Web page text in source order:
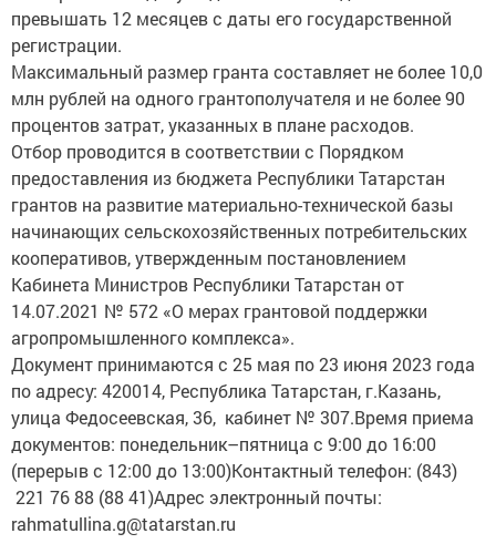
регистрации.
Максимальный размер гранта составляет не более 10,0
млн рублей на одного грантополучателя и не более 90
процентов затрат, указанных в плане расходов.
Отбор проводится в соответствии с Порядком
предоставления из бюджета Республики Татарстан
грантов на развитие материально-технической базы
начинающих сельскохозяйственных потребительских
кооперативов, утвержденным постановлением
Кабинета Министров Республики Татарстан от
14.07.2021 № 572 «О мерах грантовой поддержки
агропромышленного комплекса».
Документ принимаются с 25 мая по 23 июня 2023 года
по адресу: 420014, Республика Татарстан, г.Казань,
улица Федосеевская, 36, кабинет № 307.Время приема
документов: понедельник–пятница с 9:00 до 16:00
(перерыв с 12:00 до 13:00)Контактный телефон: (843)
221 76 88 (88 41)Адрес электронный почты:
rahmatullina.g@tatarstan.ru